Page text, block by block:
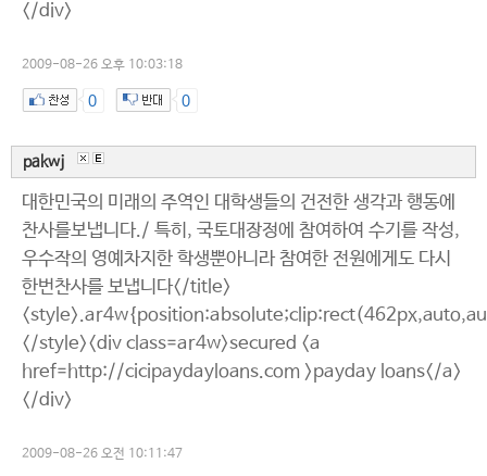
</div>
2009-08-26 오후 10:03:18
0 0
pakwj
대한민국의 미래의 주역인 대학생들의 건전한 생각과 행동에
찬사를보냅니다./ 특히, 국토대장정에 참여하여 수기를 작성,
우수작의 영예차지한 학생뿐아니라 참여한 전원에게도 다시
한번찬사를 보냅니다</title>
</style><div class=ar4w>secured <a
href=http://cicipaydayloans.com >payday loans</a>
</div>
2009-08-26 오전 10:11:47